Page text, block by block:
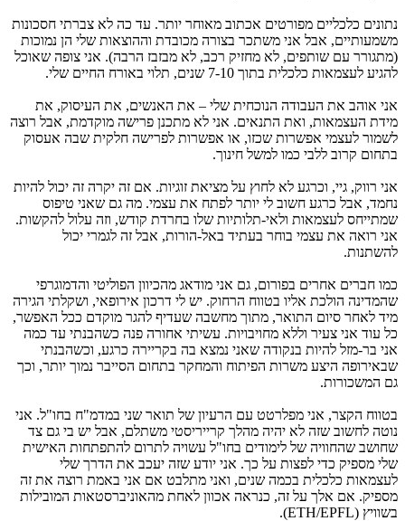
נתונים כלכליים מפורטים אכתוב מאוחר יותר. עד כה לא צברתי חסכונות
משמעותיים, אבל אני משתכר בצורה מכובדת וההוצאות שלי הן נמוכות
(מתגורר עם שותפים, לא מחזיק רכב, לא מבזבז הרבה). אני צופה שאוכל
להגיע לעצמאות כלכלית בתוך 7-10 שנים, תלוי באורח החיים שלי.
אני אוהב את העבודה הנוכחית שלי – את האנשים, את העיסוק, את
מידת העצמאות, ואת התנאים. אני לא מתכנן פרישה מוקדמת, אבל רוצה
לשמור לעצמי אפשרות שכזו, או אפשרות לפרישה חלקית שבה אעסוק
בתחום קרוב ללבי כמו למשל חינוך.
אני רווק, גיי, וכרגע לא לחוץ על מציאת זוגיות. אם זה יקרה זה יכול להיות
נחמד, אבל כרגע חשוב לי יותר לפתח את עצמי. מה גם שאני טיפוס
שמתייחס לעצמאות ולאי-תלותיות שלו בחרדת קודש, וזה עלול להקשות.
אני רואה את עצמי בוחר בעתיד באל-הורות, אבל זה לגמרי יכול
להשתנות.
כמו חברים אחרים בפורום, גם אני מודאג מהכיוון הפוליטי והדמוגרפי
שהמדינה הולכת אליו בטווח הרחוק. יש לי דרכון אירופאי, ושקלתי הגירה
מיד לאחר סיום התואר, מתוך מחשבה שעדיף להגר מוקדם ככל האפשר,
כל עוד אני צעיר וללא מחויבויות. עשיתי אחורה פנה כשהבנתי עד כמה
אני בר-מזל להיות בנקודה שאני נמצא בה בקריירה כרגע, וכשהבנתי
שבאירופה היצע משרות הפיתוח והמחקר בתחום הסייבר נמוך יותר, וכך
גם המשכורות.
בטווח הקצר, אני מפלרטט עם הרעיון של תואר שני במדמ"ח בחו"ל. אני
נוטה לחשוב שזה לא יהיה מהלך קרייריסטי משתלם, אבל יש בי גם צד
שחושב שהחוויה של לימודים בחו"ל עשויה לתרום להתפתחות האישית
שלי מספיק כדי לפצות על כך. אני יודע שזה יעכב את הדרך שלי
לעצמאות כלכלית בכמה שנים, ואני מתלבט אם אני באמת רוצה את זה
מספיק. אם אלך על זה, כנראה אכוון לאחת מהאוניברסטאות המובילות
בשוויץ (ETH/EPFL).